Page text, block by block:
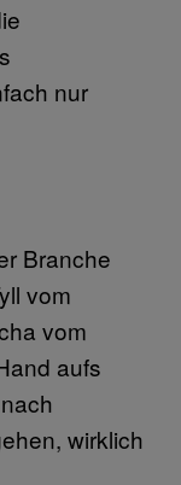
nur
Branche
vom
vom
aufs
wirklich